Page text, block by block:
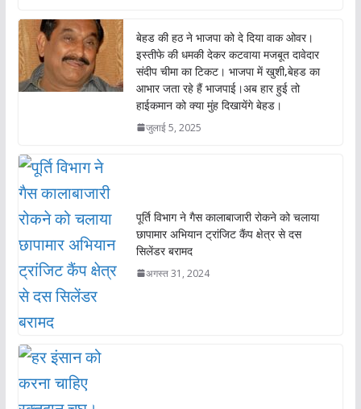
o
o
k
A
p
p
बेहड की हठ ने भाजपा को दे दिया वाक ओवर।
इस्तीफे की धमकी देकर कटवाया मजबूत दावेदार
संदीप चीमा का टिकट। भाजपा में खुशी,बेहड का
आभार जता रहे हैं भाजपाई।अब हार हुई तो
हाईकमान को क्या मुंह दिखायेंगे बेहड।
जुलाई 5, 2025
पूर्ति विभाग ने गैस कालाबाजारी रोकने को चलाया
छापामार अभियान ट्रांजिट कैंप क्षेत्र से दस
सिलेंडर बरामद
अगस्त 31, 2024